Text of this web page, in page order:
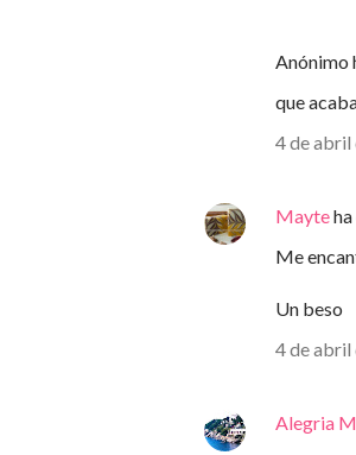
Anónimo
que
4 de abril
Mayte
Me
Un beso
4 de abril
Alegria